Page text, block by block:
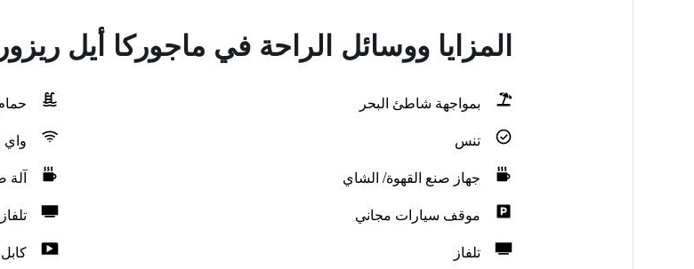
المزايا ووسائل الراحة في ماجوركا أيل
بمواجهة شاطئ البحر
تنس
واي
جهاز صنع القهوة/ الشاي
آلة
موقف سيارات مجاني
تلفاز